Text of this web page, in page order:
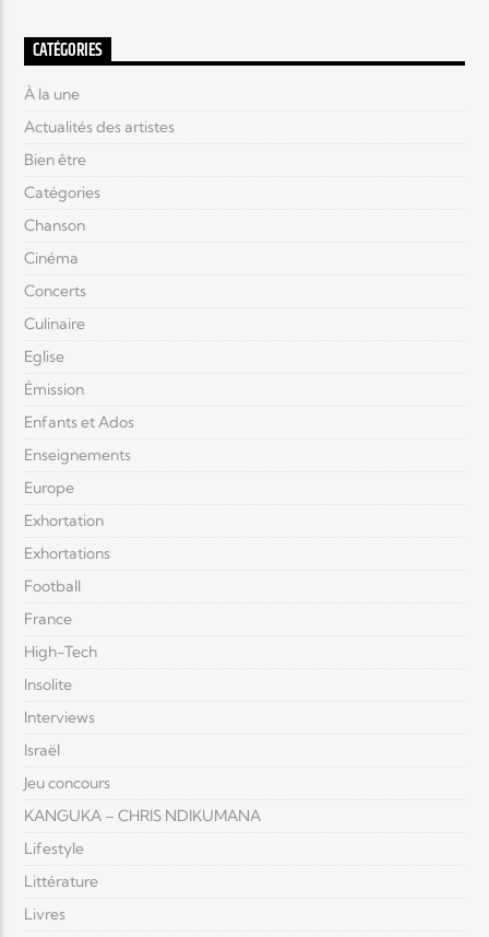
CATÉGORIES
À la une
Actualités des artistes
Bien être
Catégories
Chanson
Cinéma
Concerts
Culinaire
Eglise
Émission
Enfants et Ados
Enseignements
Europe
Exhortation
Exhortations
Football
France
High-Tech
Insolite
Interviews
Israël
Jeu concours
KANGUKA – CHRIS NDIKUMANA
Lifestyle
Littérature
Livres